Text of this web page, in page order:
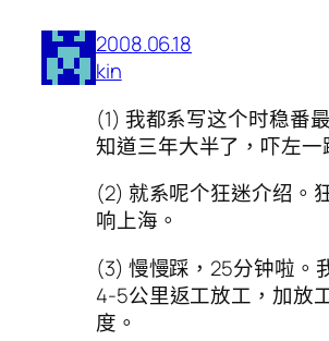
2008.06.18
kin
(1) 我都系写这个时稳番
知道三年大半了，吓左一
(2) 就系呢个狂迷介绍。
响上海。
(3) 慢慢踩，25分钟啦。
4-5公里返工放工，加放
度。